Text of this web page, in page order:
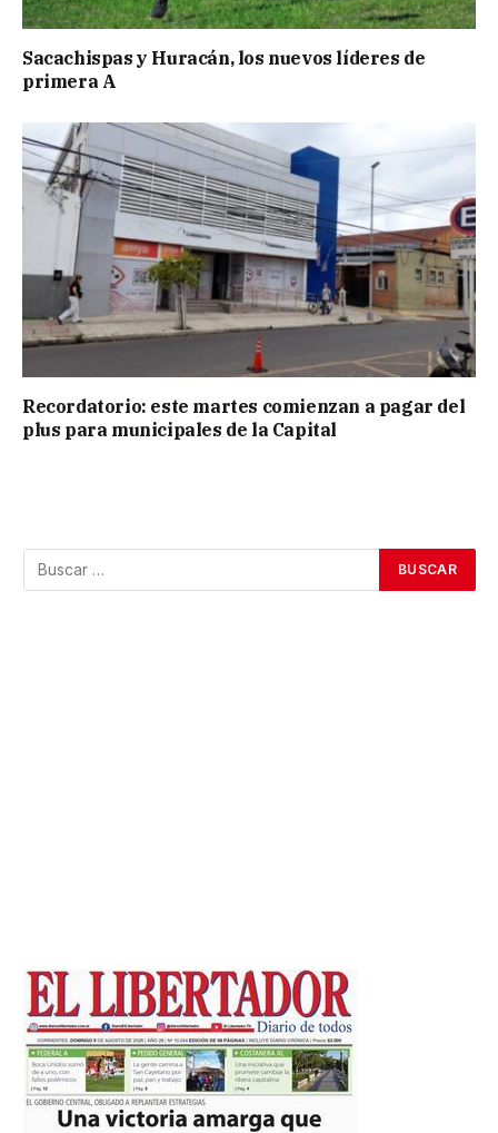
Sacachispas y Huracán, los nuevos líderes de
primera A
Recordatorio: este martes comienzan a pagar del
plus para municipales de la Capital